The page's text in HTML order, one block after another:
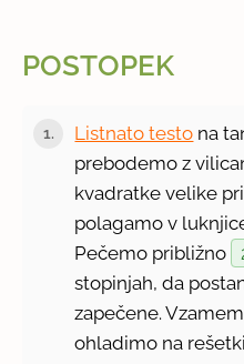
POSTOPEK
1. Listnato testo na
prebodemo z
kvadratke velike
polagamo v
Pečemo približno
stopinjah, da
zapečene.
ohladimo na